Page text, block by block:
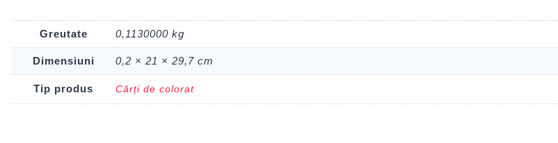
Greutate 0,1130000 kg
Dimensiuni 0,2 × 21 × 29,7 cm
Tip produs Cărți de colorat